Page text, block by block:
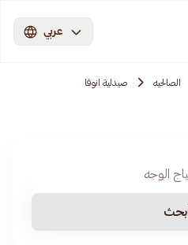
عربي
الصالحيه صيدلية انوفا
ابحث